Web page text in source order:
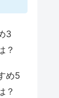
3
？
め5
？